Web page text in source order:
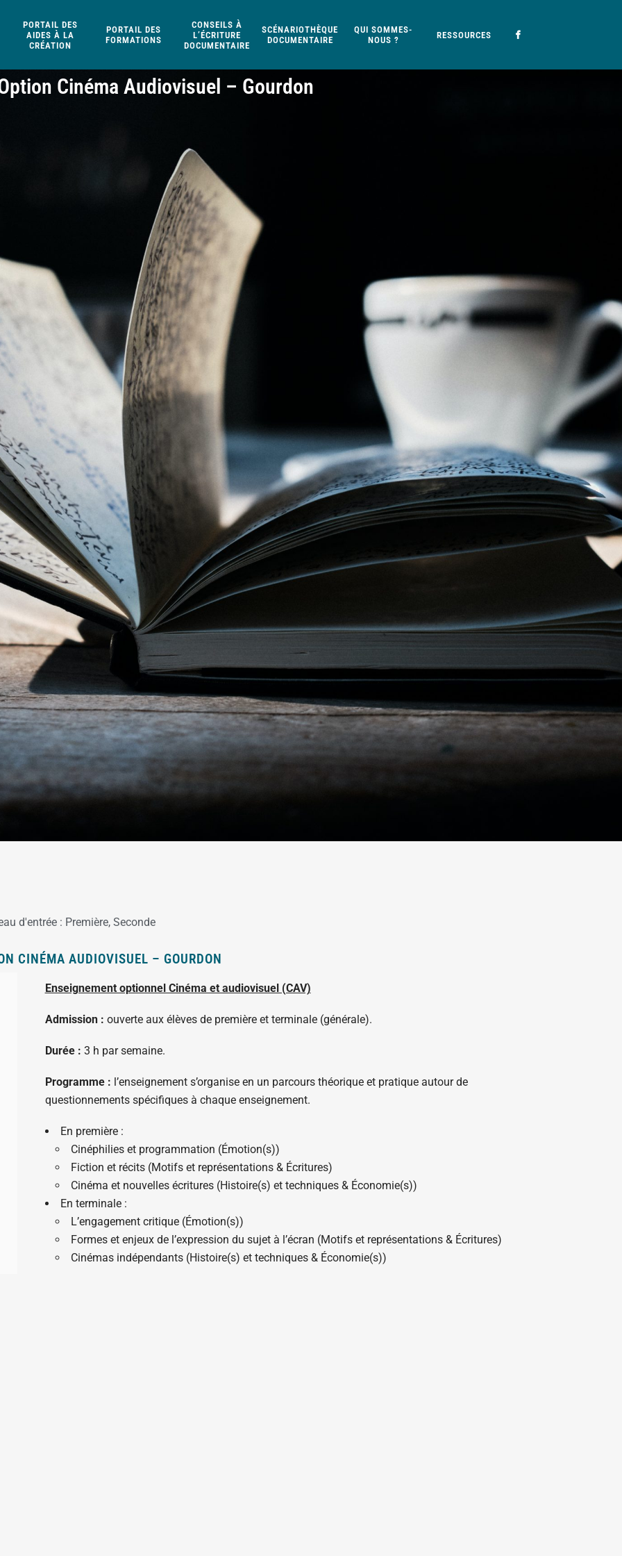
PORTAIL DES
AIDES À LA
CRÉATION
PORTAIL DES
FORMATIONS
CONSEILS À
L’ÉCRITURE
DOCUMENTAIRE
SCÉNARIOTHÈQUE
DOCUMENTAIRE
QUI SOMMES-
NOUS ?
RESSOURCES
Cinéma Audiovisuel – Gourdon
d'entrée : Première, Seconde
CINÉMA AUDIOVISUEL – GOURDON
Enseignement optionnel Cinéma et audiovisuel (CAV)
Admission : ouverte aux élèves de première et terminale (générale).
Durée : 3 h par semaine.
Programme : l’enseignement s’organise en un parcours théorique et pratique autour de
questionnements spécifiques à chaque enseignement.
En première :
Cinéphilies et programmation (Émotion(s))
Fiction et récits (Motifs et représentations & Écritures)
Cinéma et nouvelles écritures (Histoire(s) et techniques & Économie(s))
En terminale :
L’engagement critique (Émotion(s))
Formes et enjeux de l’expression du sujet à l’écran (Motifs et représentations & Écritures)
Cinémas indépendants (Histoire(s) et techniques & Économie(s))